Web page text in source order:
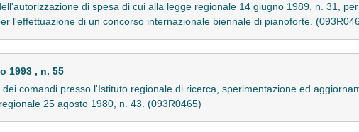
di spesa di cui alla legge regionale 14 giugno 1989, n. 31,
l'effettuazione di un concorso internazionale biennale di pianoforte.
1993 , n. 55
comandi presso l'Istituto regionale di ricerca, sperimentazione ed
25 agosto 1980, n. 43. (093R0465)